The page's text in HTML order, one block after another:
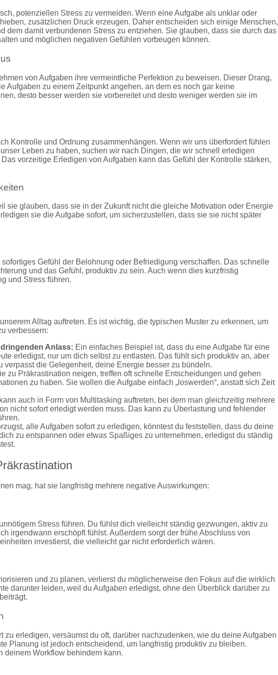
potenziellen Stress zu vermeiden. Wenn eine Aufgabe als unklar oder
zusätzlichen Druck erzeugen. Daher entscheiden sich einige Menschen,
dem damit verbundenen Stress zu entziehen. Sie glauben, dass sie durch das
und möglichen negativen Gefühlen vorbeugen können.
von Aufgaben ihre vermeintliche Perfektion zu beweisen. Dieser Drang,
Aufgaben zu einem Zeitpunkt angehen, an dem es noch gar keine
desto besser werden sie vorbereitet und desto weniger werden sie im
Kontrolle und Ordnung zusammenhängen. Wenn wir uns überfordert fühlen
Leben zu haben, suchen wir nach Dingen, die wir schnell erledigen
vorzeitige Erledigen von Aufgaben kann das Gefühl der Kontrolle stärken,
sie glauben, dass sie in der Zukunft nicht die gleiche Motivation oder Energie
sie die Aufgabe sofort, um sicherzustellen, dass sie sie nicht später
Gefühl der Belohnung oder Befriedigung verschaffen. Das schnelle
und das Gefühl, produktiv zu sein. Auch wenn dies kurzfristig
und Stress führen.
Alltag auftreten. Es ist wichtig, die typischen Muster zu erkennen, um
verbessern:
Anlass: Ein einfaches Beispiel ist, dass du eine Aufgabe für eine
erledigst, nur um dich selbst zu entlasten. Das fühlt sich produktiv an, aber
die Gelegenheit, deine Energie besser zu bündeln.
zu Präkrastination neigen, treffen oft schnelle Entscheidungen und gehen
zu haben. Sie wollen die Aufgabe einfach „loswerden“, anstatt sich Zeit
auch in Form von Multitasking auftreten, bei dem man gleichzeitig mehrere
nicht sofort erledigt werden muss. Das kann zu Überlastung und fehlender
alle Aufgaben sofort zu erledigen, könntest du feststellen, dass du deine
zu entspannen oder etwas Spaßiges zu unternehmen, erledigst du ständig
mag, hat sie langfristig mehrere negative Auswirkungen:
Stress führen. Du fühlst dich vielleicht ständig gezwungen, aktiv zu
irgendwann erschöpft fühlst. Außerdem sorgt der frühe Abschluss von
investierst, die vielleicht gar nicht erforderlich wären.
und zu planen, verlierst du möglicherweise den Fokus auf die wirklich
darunter leiden, weil du Aufgaben erledigst, ohne den Überblick darüber zu
zu erledigen, versäumst du oft, darüber nachzudenken, wie du deine Aufgaben
Planung ist jedoch entscheidend, um langfristig produktiv zu bleiben.
deinem Workflow behindern kann.